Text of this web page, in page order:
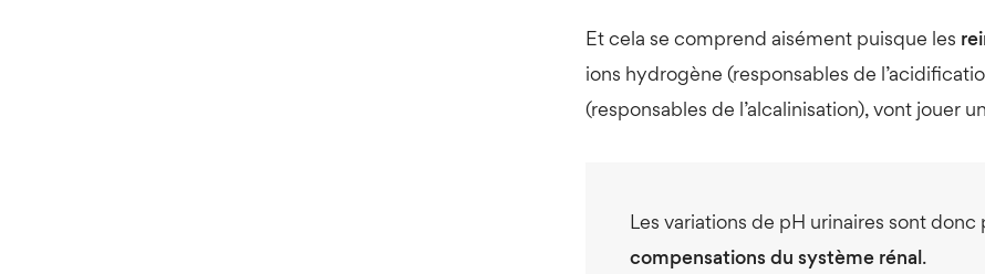
Et cela se comprend aisément puisque les
ions hydrogène (responsables de
(responsables de l’alcalinisation), vont jouer
Les variations de pH urinaires sont
compensations du système rénal .